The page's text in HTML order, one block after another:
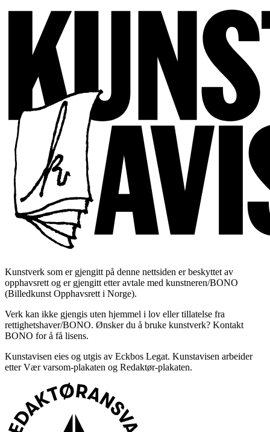
Kunstverk som er gjengitt på denne nettsiden er beskyttet av
opphavsrett og er gjengitt etter avtale med kunstneren/BONO
(Billedkunst Opphavsrett i Norge).
Verk kan ikke gjengis uten hjemmel i lov eller tillatelse fra
rettighetshaver/BONO. Ønsker du å bruke kunstverk? Kontakt
BONO for å få lisens.
Kunstavisen eies og utgis av Eckbos Legat. Kunstavisen arbeider
etter Vær varsom-plakaten og Redaktør-plakaten.